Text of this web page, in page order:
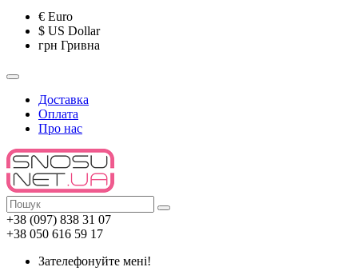
€ Euro
$ US Dollar
грн Гривна
Доставка
Оплата
Про нас
+38 (097) 838 31 07
+38 050 616 59 17
Зателефонуйте мені!